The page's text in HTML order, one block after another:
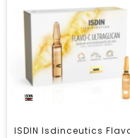
ISDIN Isdinceutics